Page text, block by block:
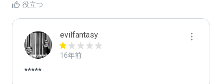
役立つ
evilfantasy
16年前
*****